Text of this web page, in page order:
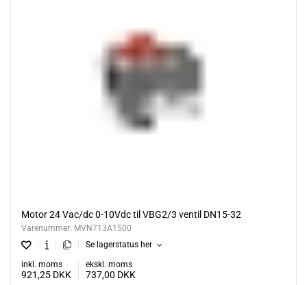
Motor 24 Vac/dc 0-10Vdc til VBG2/3 ventil DN15-32
Varenummer: MVN713A1500
Se lagerstatus her
inkl. moms
921,25 DKK
ekskl. moms
737,00 DKK